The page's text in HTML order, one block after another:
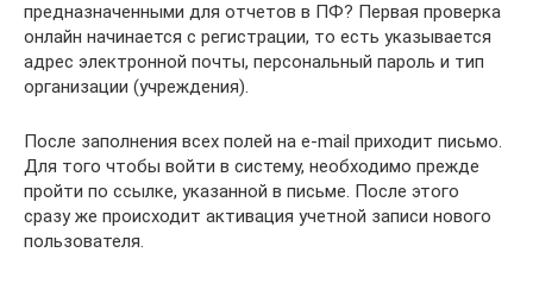
предназначенными для отчетов в ПФ? Первая проверка
онлайн начинается с регистрации, то есть указывается
адрес электронной почты, персональный пароль и тип
организации (учреждения).
После заполнения всех полей на e-mail приходит письмо.
Для того чтобы войти в систему, необходимо прежде
пройти по ссылке, указанной в письме. После этого
сразу же происходит активация учетной записи нового
пользователя.